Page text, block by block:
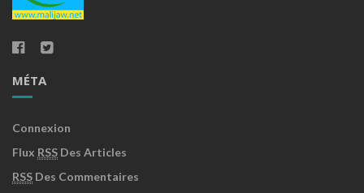
MÉTA
Connexion
Flux RSS Des Articles
RSS Des Commentaires